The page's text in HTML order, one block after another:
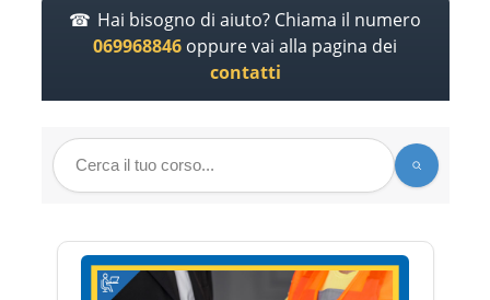
Hai bisogno di aiuto? Chiama il numero
069968846 oppure vai alla pagina dei
contatti